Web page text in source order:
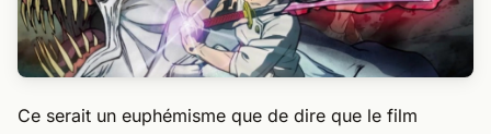
Ce serait un euphémisme que de dire que le film